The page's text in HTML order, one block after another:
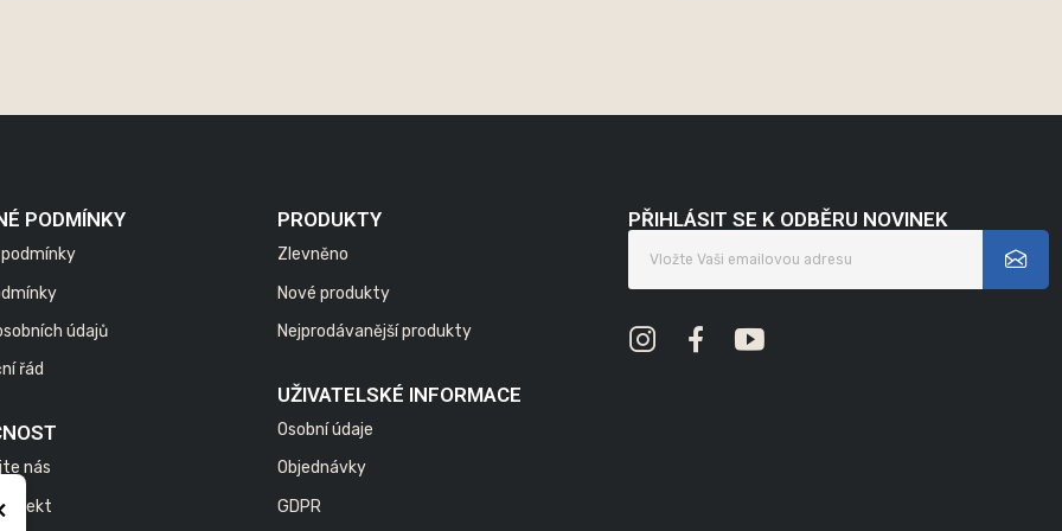
PODMÍNKY
údajů
řád
nás
PRODUKTY
Zlevněno
Nové produkty
Nejprodávanější produkty
UŽIVATELSKÉ INFORMACE
Osobní údaje
Objednávky
GDPR
PŘIHLÁSIT SE K ODBĚRU NOVINEK